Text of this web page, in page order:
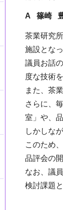
A 篠崎
茶業研究
施設とな
議員お話
度な技術
また、茶
さらに、
室」や、
しかしな
このため
品評会の
なお、議
検討課題